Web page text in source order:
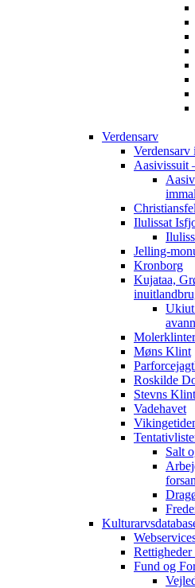
Verdensarv
Aasivissuit
Ilulissat
Jelling-
Kronborg
Kujataa,
Ukiut
Møns Klint
Roskilde
Stevns Klint
Vadehavet
Salt
Rettigheder
Fund og